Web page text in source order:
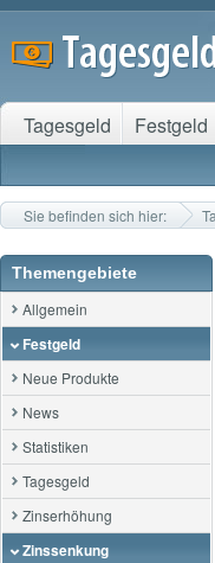
Sie befinden sich hier:
Themengebiete
Allgemein
Festgeld
Neue Produkte
News
Statistiken
Tagesgeld
Zinserhöhung
Zinssenkung
Tagesgeld Festgeld